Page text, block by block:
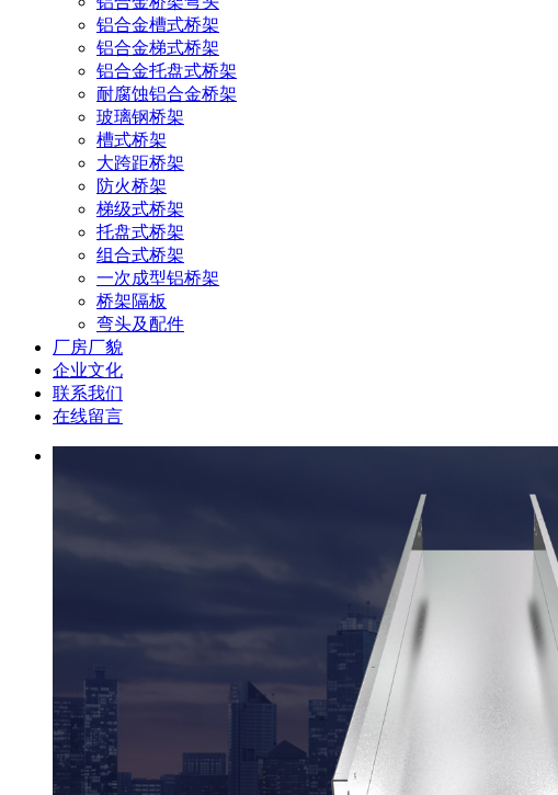
铝合金槽式桥架
铝合金梯式桥架
铝合金托盘式桥架
耐腐蚀铝合金桥架
玻璃钢桥架
槽式桥架
大跨距桥架
防火桥架
梯级式桥架
托盘式桥架
组合式桥架
一次成型铝桥架
桥架隔板
弯头及配件
厂房厂貌
企业文化
联系我们
在线留言